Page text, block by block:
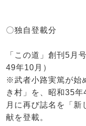
〇独自登載分
「この道」創刊5月
49年10月）
※武者小路実篤が始
き村」を、昭和35
月に再び誌名を「
献を登載。